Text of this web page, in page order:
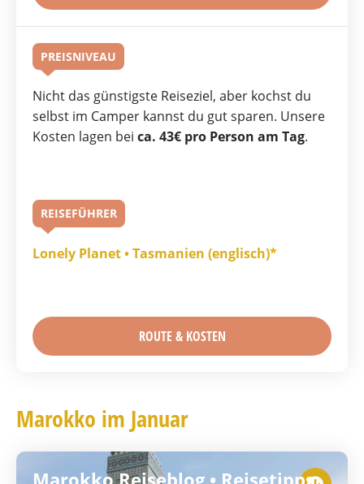
PREISNIVEAU
Nicht das günstigste Reiseziel, aber kochst du
selbst im Camper kannst du gut sparen. Unsere
Kosten lagen bei ca. 43€ pro Person am Tag.
REISEFÜHRER
Lonely Planet • Tasmanien (englisch)*
ROUTE & KOSTEN
Marokko im Januar
Marokko Reiseblog • Reisetipps